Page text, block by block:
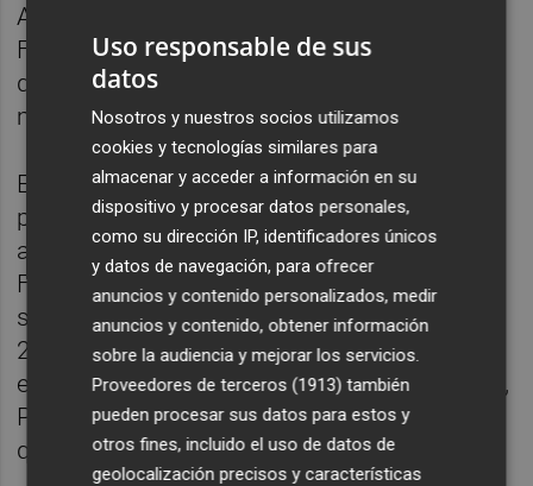
Arcos de la Frontera, que empeora, San
Fernando de Henares que mejora y Almonte
que sale del análisis por consolidar su
mejoría.
Eso sí, advierte que son "particularmente
preocupantes" las situaciones de los
ayuntamientos de Jaén y Jerez de la
Frontera en los que la situación de riesgo de
sostenibilidad empeora año a año. Para
2023, la AIReF prevé que todas estas
entidades obtengan superávit salvo en Jaén,
Parla, Totana y Arcos de la Frontera en los
que estima déficit.
Uso responsable de sus
datos
Nosotros y nuestros socios utilizamos
cookies y tecnologías similares para
almacenar y acceder a información en su
dispositivo y procesar datos personales,
como su dirección IP, identificadores únicos
y datos de navegación, para ofrecer
anuncios y contenido personalizados, medir
anuncios y contenido, obtener información
sobre la audiencia y mejorar los servicios.
Proveedores de terceros (1913) también
pueden procesar sus datos para estos y
otros fines, incluido el uso de datos de
geolocalización precisos y características